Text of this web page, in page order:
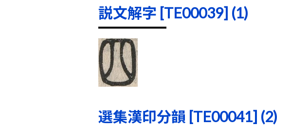
説文解字 [TE00039] (1)
選集漢印分韻 [TE00041] (2)